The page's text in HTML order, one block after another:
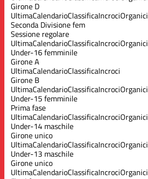
Girone D
UltimaCalendarioClassificaIncrociOrganici
Seconda Divisione fem
Sessione regolare
UltimaCalendarioClassificaIncrociOrganici
Under-16 femminile
Girone A
UltimaCalendarioClassificaIncroci
Girone B
UltimaCalendarioClassificaIncrociOrganici
Under-15 femminile
Prima fase
UltimaCalendarioClassificaIncrociOrganici
Under-14 maschile
Girone unico
UltimaCalendarioClassificaIncrociOrganici
Under-13 maschile
Girone unico
UltimaCalendarioClassificaIncrociOrganici